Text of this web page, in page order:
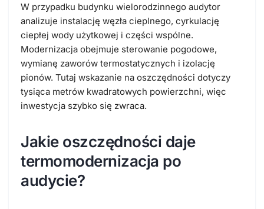
W przypadku budynku wielorodzinnego audytor
analizuje instalację węzła cieplnego, cyrkulację
ciepłej wody użytkowej i części wspólne.
Modernizacja obejmuje sterowanie pogodowe,
wymianę zaworów termostatycznych i izolację
pionów. Tutaj wskazanie na oszczędności dotyczy
tysiąca metrów kwadratowych powierzchni, więc
inwestycja szybko się zwraca.
Jakie oszczędności daje
termomodernizacja po
audycie?